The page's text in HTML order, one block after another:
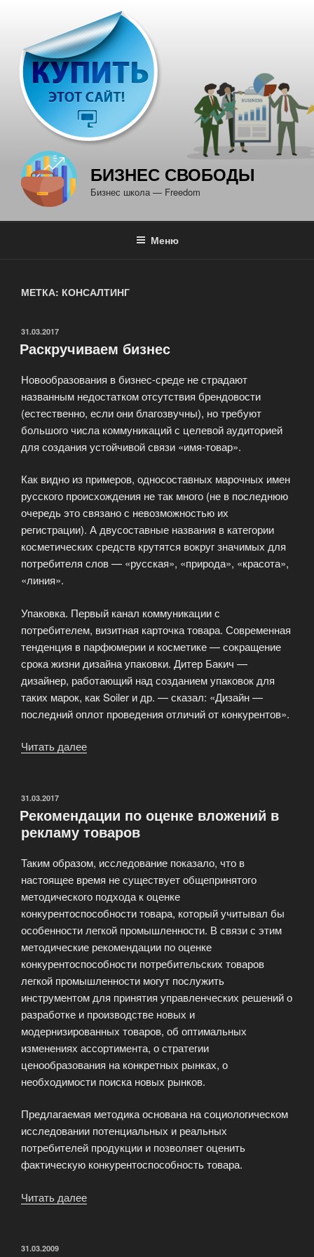
содержимому
БИЗНЕС СВОБОДЫ
Бизнес школа — Freedom
Меню
МЕТКА: КОНСАЛТИНГ
ОПУБЛИКОВАНО
31.03.2017
Раскручиваем бизнес
Новообразования в бизнес-среде не страдают
названным недостатком отсутствия брендовости
(естественно, если они благозвучны), но требуют
большого числа коммуникаций с целевой аудиторией
для создания устойчивой связи «имя-товар».
Как видно из примеров, односоставных марочных имен
русского происхождения не так много (не в последнюю
очередь это связано с невозможностью их
регистрации). А двусоставные названия в категории
косметических средств крутятся вокруг значимых для
потребителя слов — «русская», «природа», «красота»,
«линия».
Упаковка. Первый канал коммуникации с
потребителем, визитная карточка товара. Современная
тенденция в парфюмерии и косметике — сокращение
срока жизни дизайна упаковки. Дитер Бакич —
дизайнер, работающий над созданием упаковок для
таких марок, как Soiler и др. — сказал: «Дизайн —
последний оплот проведения отличий от конкурентов».
Читать далее
ОПУБЛИКОВАНО
31.03.2017
Рекомендации по оценке вложений в
рекламу товаров
Таким образом, исследование показало, что в
настоящее время не существует общепринятого
методического подхода к оценке
конкурентоспособности товара, который учитывал бы
особенности легкой промышленности. В связи с этим
методические рекомендации по оценке
конкурентоспособности потребительских товаров
легкой промышленности могут послужить
инструментом для принятия управленческих решений о
разработке и производстве новых и
модернизированных товаров, об оптимальных
изменениях ассортимента, о стратегии
ценообразования на конкретных рынках, о
необходимости поиска новых рынков.
Предлагаемая методика основана на социологическом
исследовании потенциальных и реальных
потребителей продукции и позволяет оценить
фактическую конкурентоспособность товара.
Читать далее
ОПУБЛИКОВАНО
31.03.2009